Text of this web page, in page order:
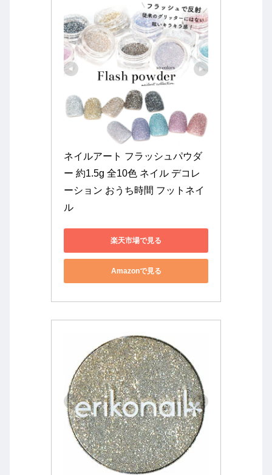
ネイルアート フラッシュパウダ
ー 約1.5g 全10色 ネイル デコレ
ーション おうち時間 フットネイ
ル
楽天市場で見る
Amazonで見る